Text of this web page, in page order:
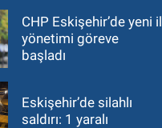
CHP Eskişehir’de yeni il
yönetimi göreve
başladı
Eskişehir’de silahlı
saldırı: 1 yaralı